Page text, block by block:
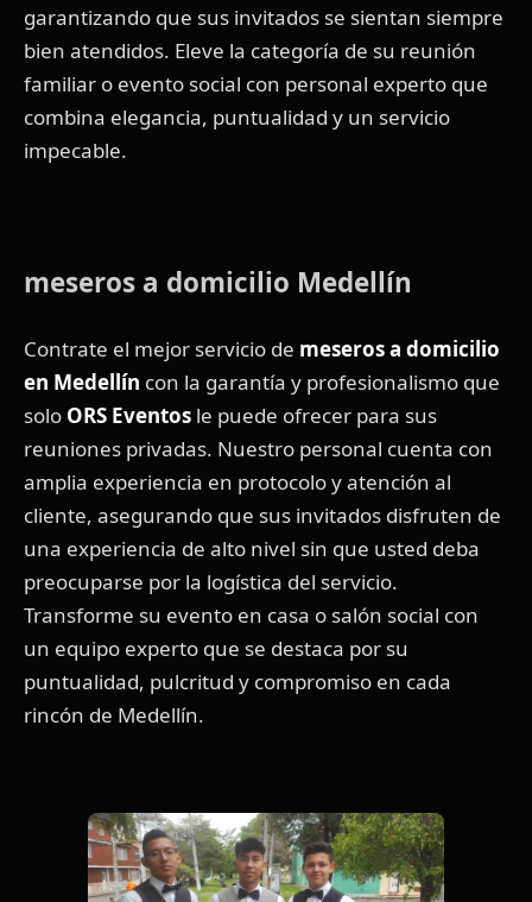
garantizando que sus invitados se sientan siempre
bien atendidos. Eleve la categoría de su reunión
familiar o evento social con personal experto que
combina elegancia, puntualidad y un servicio
impecable.
meseros a domicilio Medellín
Contrate el mejor servicio de meseros a domicilio
en Medellín con la garantía y profesionalismo que
solo ORS Eventos le puede ofrecer para sus
reuniones privadas. Nuestro personal cuenta con
amplia experiencia en protocolo y atención al
cliente, asegurando que sus invitados disfruten de
una experiencia de alto nivel sin que usted deba
preocuparse por la logística del servicio.
Transforme su evento en casa o salón social con
un equipo experto que se destaca por su
puntualidad, pulcritud y compromiso en cada
rincón de Medellín.